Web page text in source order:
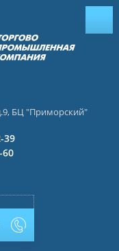
БЦ "Приморский"
39
60